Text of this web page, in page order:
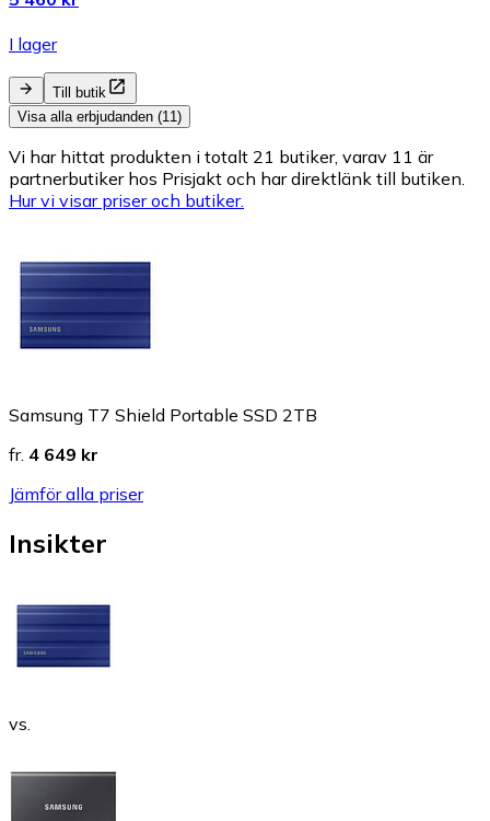
I lager
Till butik
Visa alla erbjudanden (11)
Vi har hittat produkten i totalt 21 butiker, varav 11 är
partnerbutiker hos Prisjakt och har direktlänk till butiken.
Hur vi visar priser och butiker.
Samsung T7 Shield Portable SSD 2TB
fr. 4 649 kr
Jämför alla priser
Insikter
vs.